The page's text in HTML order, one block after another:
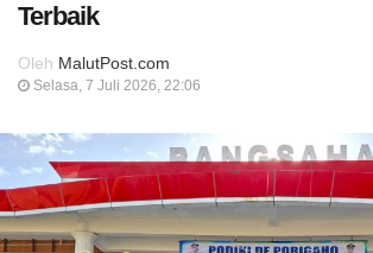
Terbaik
Oleh MalutPost.com
Selasa, 7 Juli 2026, 22:06